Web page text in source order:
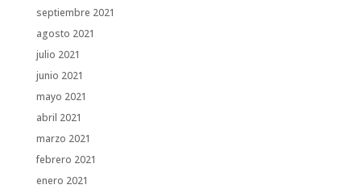
septiembre 2021
agosto 2021
julio 2021
junio 2021
mayo 2021
abril 2021
marzo 2021
febrero 2021
enero 2021